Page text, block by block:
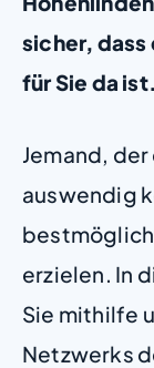
sicher, dass
für Sie da ist.
Jemand,
auswendig
erzielen. In
Sie mithilfe
Netzwerks